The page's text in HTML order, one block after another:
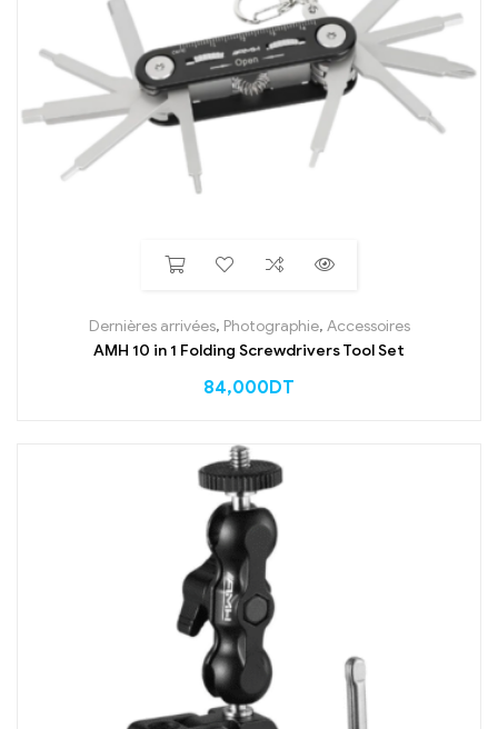
Dernières arrivées, Photographie, Accessoires
AMH 10 in 1 Folding Screwdrivers Tool Set
84,000DT